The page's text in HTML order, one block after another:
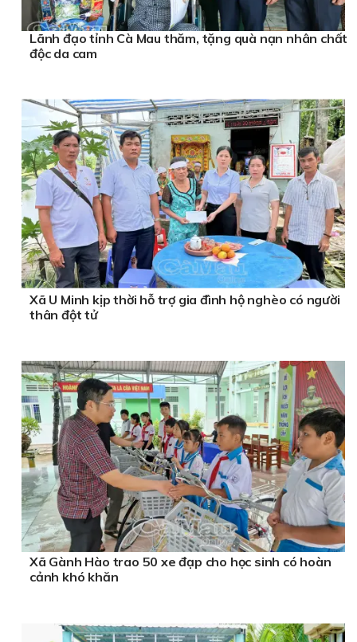
Lãnh đạo tỉnh Cà Mau thăm, tặng quà nạn nhân chất
độc da cam
Xã U Minh kịp thời hỗ trợ gia đình hộ nghèo có người
thân đột tử
Xã Gành Hào trao 50 xe đạp cho học sinh có hoàn
cảnh khó khăn